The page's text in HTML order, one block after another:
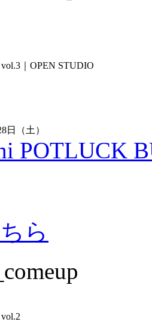
vol.3｜OPEN STUDIO
日（土）
POTLUCK
ら